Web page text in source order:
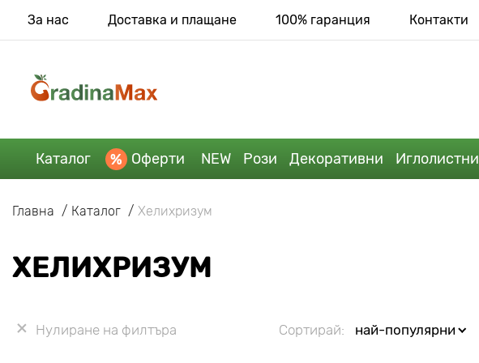
За нас Доставка и плащане 100% гаранция Контакти
Каталог Оферти NEW Рози Декоративни Иглолистни
Главна Каталог Хелихризум
ХЕЛИХРИЗУМ
Нулиране на филтъра Сортирай: най-популярни